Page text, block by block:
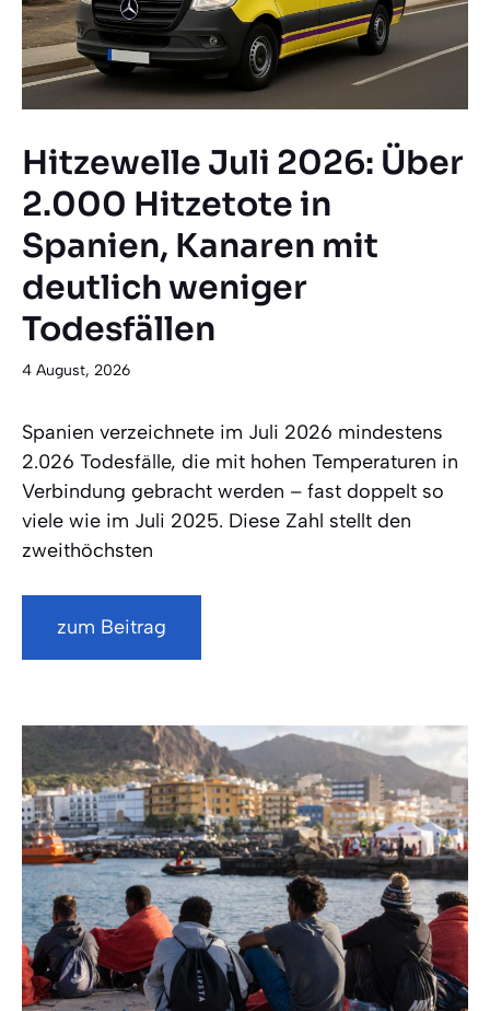
Hitzewelle Juli 2026: Über
2.000 Hitzetote in
Spanien, Kanaren mit
deutlich weniger
Todesfällen
4 August, 2026
Spanien verzeichnete im Juli 2026 mindestens
2.026 Todesfälle, die mit hohen Temperaturen in
Verbindung gebracht werden – fast doppelt so
viele wie im Juli 2025. Diese Zahl stellt den
zweithöchsten
zum Beitrag